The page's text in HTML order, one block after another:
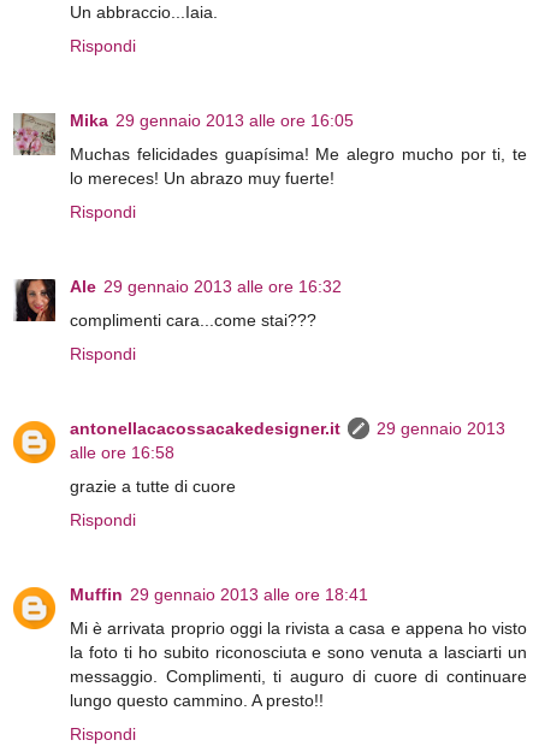
Un abbraccio...Iaia.
Rispondi
Mika 29 gennaio 2013 alle ore 16:05
Muchas felicidades guapísima! Me alegro mucho por ti, te
lo mereces! Un abrazo muy fuerte!
Rispondi
Ale 29 gennaio 2013 alle ore 16:32
complimenti cara...come stai???
Rispondi
antonellacacossacakedesigner.it
29 gennaio 2013
alle ore 16:58
grazie a tutte di cuore
Rispondi
Muffin 29 gennaio 2013 alle ore 18:41
Mi è arrivata proprio oggi la rivista a casa e appena ho visto
la foto ti ho subito riconosciuta e sono venuta a lasciarti un
messaggio. Complimenti, ti auguro di cuore di continuare
lungo questo cammino. A presto!!
Rispondi